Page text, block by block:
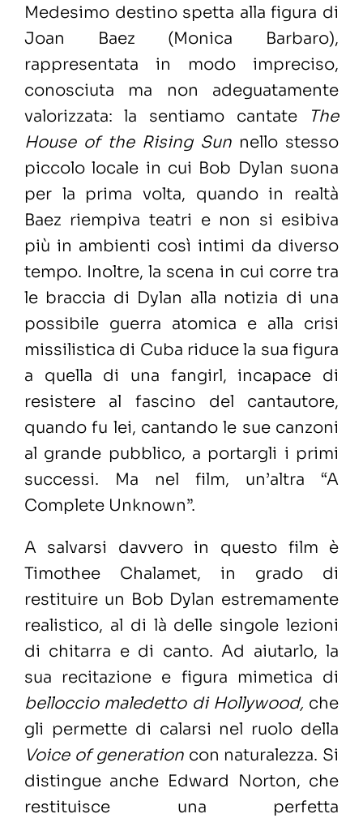
Medesimo destino spetta alla figura di
Joan Baez (Monica Barbaro),
rappresentata in modo impreciso,
conosciuta ma non adeguatamente
valorizzata: la sentiamo cantate
The
House of the Rising Sun nello stesso
piccolo locale in cui Bob Dylan suona
per la prima volta, quando in realtà
Baez riempiva teatri e non si esibiva
più in ambienti così intimi da diverso
tempo. Inoltre, la scena in cui corre tra
le braccia di Dylan alla notizia di una
possibile guerra atomica e alla crisi
missilistica di Cuba riduce la sua figura
a quella di una fangirl, incapace di
resistere al fascino del cantautore,
quando fu lei, cantando le sue canzoni
al grande pubblico, a portargli i primi
successi. Ma nel film, un’altra “A
Complete Unknown”.
A salvarsi davvero in questo film è
Timothee Chalamet, in grado di
restituire un Bob Dylan estremamente
realistico, al di là delle singole lezioni
di chitarra e di canto. Ad aiutarlo, la
sua recitazione e figura mimetica di
belloccio maledetto di Hollywood, che
gli permette di calarsi nel ruolo della
Voice of generation con naturalezza. Si
distingue anche Edward Norton, che
restituisce una perfetta